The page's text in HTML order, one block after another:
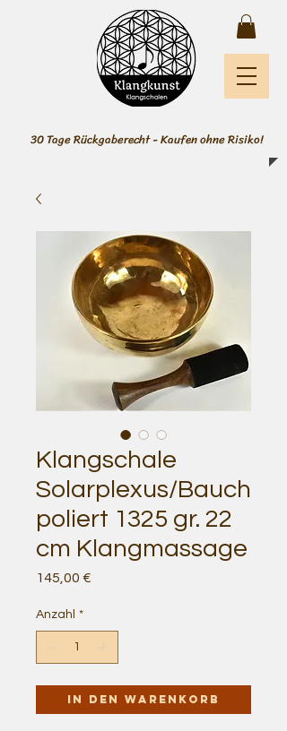
30 Tage Rückgaberecht - Kaufen ohne Risiko!
Klangschale
Solarplexus/Bauch
poliert 1325 gr. 22
cm Klangmassage
145,00 €
Anzahl *
In den Warenkorb